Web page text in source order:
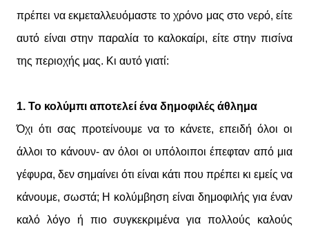
πρέπει να εκμεταλλευόμαστε το χρόνο μας στο νερό, είτε
αυτό είναι στην παραλία το καλοκαίρι, είτε στην πισίνα
της περιοχής μας. Κι αυτό γιατί:
1. Το κολύμπι αποτελεί ένα δημοφιλές άθλημα
Όχι ότι σας προτείνουμε να το κάνετε, επειδή όλοι οι
άλλοι το κάνουν- αν όλοι οι υπόλοιποι έπεφταν από μια
γέφυρα, δεν σημαίνει ότι είναι κάτι που πρέπει κι εμείς να
κάνουμε, σωστά; Η κολύμβηση είναι δημοφιλής για έναν
καλό λόγο ή πιο συγκεκριμένα για πολλούς καλούς